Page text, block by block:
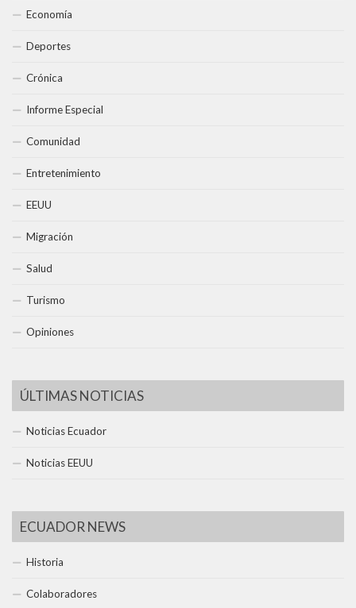
Economía
Deportes
Crónica
Informe Especial
Comunidad
Entretenimiento
EEUU
Migración
Salud
Turismo
Opiniones
ÚLTIMAS NOTICIAS
Noticias Ecuador
Noticias EEUU
ECUADOR NEWS
Historia
Colaboradores